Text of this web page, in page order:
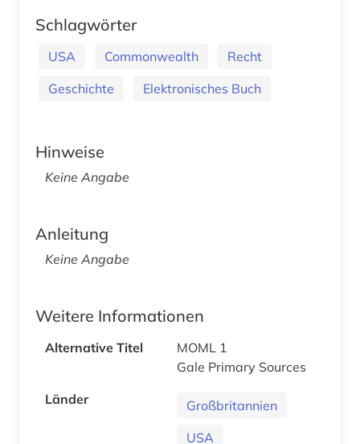
Schlagwörter
USA Commonwealth
Recht
Geschichte
Elektronisches Buch
Hinweise
Keine Angabe
Anleitung
Keine Angabe
Weitere Informationen
Alternative Titel
MOML 1
Gale Primary Sources
Länder
Großbritannien
USA